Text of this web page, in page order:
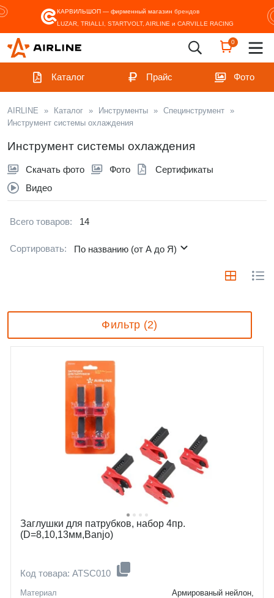
КАРВИЛЬШОП — фирменный магазин брендов
LUZAR, TRIALLI, STARTVOLT, AIRLINE и CARVILLE RACING
0
Каталог Прайс Фото
AIRLINE » Каталог » Инструменты » Специнструмент »
Инструмент системы охлаждения
Инструмент системы охлаждения
Скачать фото Фото
Сертификаты
Видео
Всего товаров: 14
Сортировать: По названию (от А до Я)
Фильтр (2)
Заглушки для патрубков, набор 4пр.
(D=8,10,13мм,Banjo)
Код товара: ATSC010
Материал
Армированый нейлон,